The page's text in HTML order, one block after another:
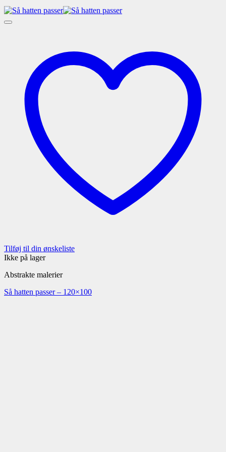
Tilføj til din ønskeliste
Ikke på lager
Abstrakte malerier
Så hatten passer – 120×100